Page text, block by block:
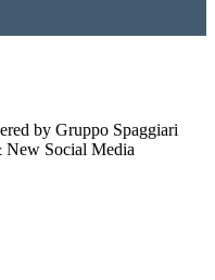
by Gruppo Spaggiari
New Social Media